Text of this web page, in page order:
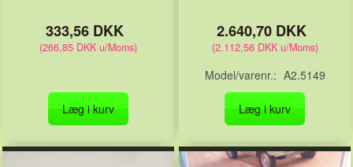
333,56 DKK
(266,85 DKK u/Moms)
Læg i kurv
2.640,70 DKK
(2.112,56 DKKu/Moms)
Model/varenr.: A2.5149
Læg i kurv